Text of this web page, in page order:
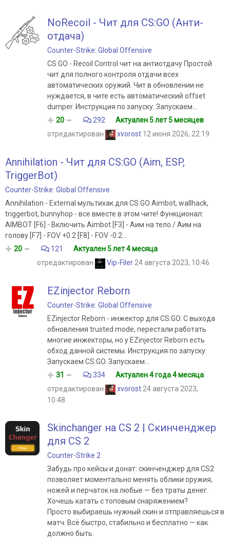
NoRecoil - Чит для CS:GO (Анти-
отдача)
Counter-Strike: Global Offensive
CS:GO - Recoil Control чит на антиотдачу Простой
чит для полного контроля отдачи всех
автоматических оружий. Чит в обновлении не
нуждается, в чите есть автоматический offset
dumper. Инструкция по запуску: Запускаем...
20
292
Актуален 5 лет 5 месяцев
отредактирован
xvorost 12 июня 2026, 22:19
Annihilation - Чит для CS:GO (Aim, ESP,
TriggerBot)
Counter-Strike: Global Offensive
Annihilation - External мультихак для CS:GO Aimbot, wallhack,
triggerbot, bunnyhop - все вместе в этом чите! Функционал:
AIMBOT [F6] - Включить Aimbot [F3] - Аим на тело / Аим на
голову [F7] - FOV +0.2 [F8] - FOV -0.2...
20
121
Актуален 5 лет 4 месяца
отредактирован
Vip-Filer 24 августа 2023, 10:46
EZinjector Reborn
Counter-Strike: Global Offensive
EZinjector Reborn - инжектор для CS:GO. С выхода
обновления trusted mode, перестали работать
многие инжекторы, но у EZinjector Reborn есть
обход данной системы. Инструкция по запуску:
Запускаем CS:GO. Запускаем...
31
334
Актуален 4 года 4 месяца
отредактирован
xvorost 24 августа 2023,
10:48
Skinchanger на CS 2 | Скинченджер
для CS 2
Counter-Strike 2
Забудь про кейсы и донат: скинченджер для CS2
позволяет моментально менять облики оружия,
ножей и перчаток на любые — без траты денег.
Хочешь катать с топовым снаряжением?
Просто выбираешь нужный скин и отправляешься в
матч. Всё быстро, стабильно и бесплатно — как
должно быть.